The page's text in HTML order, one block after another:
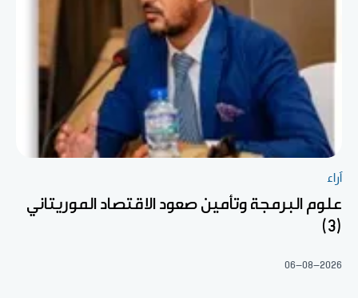
آراء
علوم البرمجة وتأمين صعود الاقتصاد الموريتاني
(3)
06-08-2026